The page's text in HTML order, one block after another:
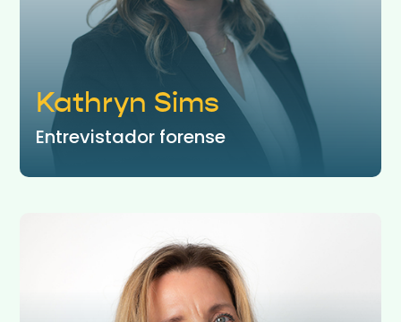
Kathryn Sims
Entrevistador forense